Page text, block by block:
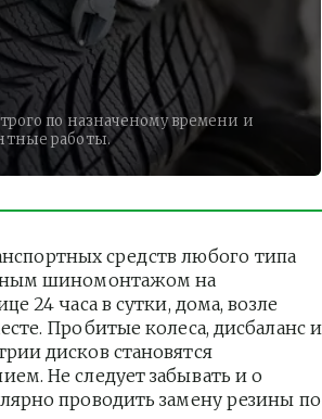
по назначеному времени и
работы.
средств любого типа
шиномонтажом на
24 часа в сутки, дома, возле
Пробитые колеса, дисбаланс и
дисков становятся
Не следует забывать и о
проводить замену резины по